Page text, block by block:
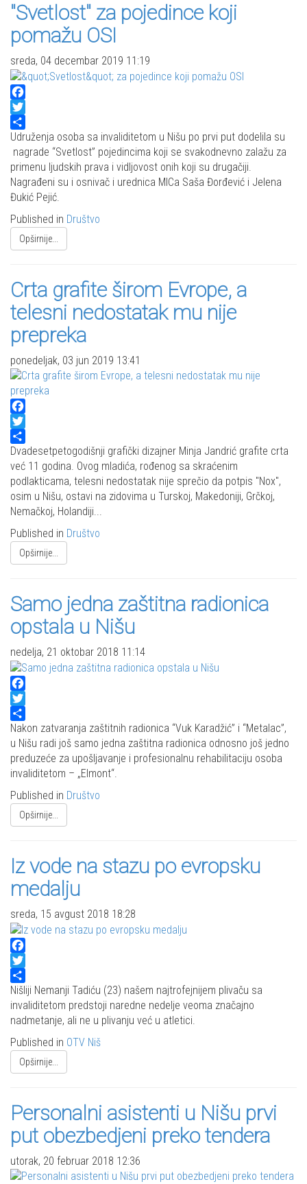
"Svetlost" za pojedince koji
pomažu OSI
sreda, 04 decembar 2019 11:19
Facebook
Twitter
Share
Udruženja osoba sa invaliditetom u Nišu po prvi put dodelila su
nagrade “Svetlost” pojedincima koji se svakodnevno zalažu za
primenu ljudskih prava i vidljovost onih koji su drugačiji.
Nagrađeni su i osnivač i urednica MICa Saša Đorđević i Jelena
Đukić Pejić.
Published in Društvo
Opširnije...
Crta grafite širom Evrope, a
telesni nedostatak mu nije
prepreka
ponedeljak, 03 jun 2019 13:41
Facebook
Twitter
Share
Dvadesetpetogodišnji grafički dizajner Minja Jandrić grafite crta
već 11 godina. Ovog mladića, rođenog sa skraćenim
podlakticama, telesni nedostatak nije sprečio da potpis "Nox",
osim u Nišu, ostavi na zidovima u Turskoj, Makedoniji, Grčkoj,
Nemačkoj, Holandiji...
Published in Društvo
Opširnije...
Samo jedna zaštitna radionica
opstala u Nišu
nedelja, 21 oktobar 2018 11:14
Facebook
Twitter
Share
Nakon zatvaranja zaštitnih radionica “Vuk Karadžić” i “Metalac”,
u Nišu radi još samo jedna zaštitna radionica odnosno još jedno
preduzeće za upošljavanje i profesionalnu rehabilitaciju osoba
invaliditetom – „Elmont“.
Published in Društvo
Opširnije...
Iz vode na stazu po evropsku
medalju
sreda, 15 avgust 2018 18:28
Facebook
Twitter
Share
Nišliji Nemanji Tadiću (23) našem najtrofejnijem plivaču sa
invaliditetom predstoji naredne nedelje veoma značajno
nadmetanje, ali ne u plivanju već u atletici.
Published in OTV Niš
Opširnije...
Personalni asistenti u Nišu prvi
put obezbedjeni preko tendera
utorak, 20 februar 2018 12:36